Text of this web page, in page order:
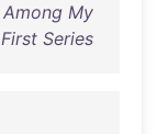
My
Series